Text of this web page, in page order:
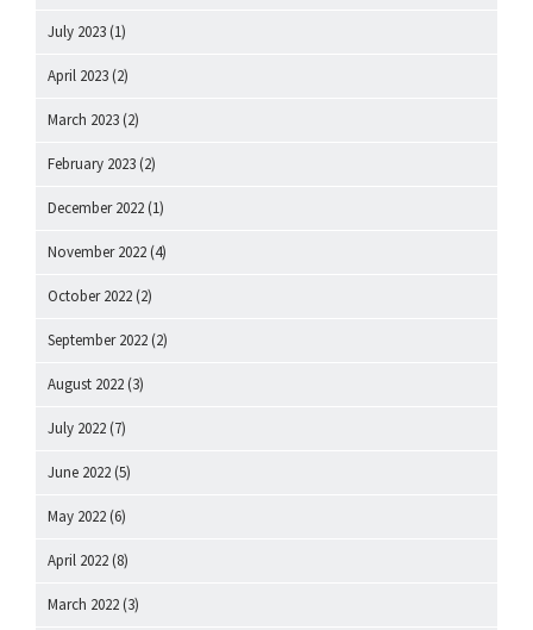
July 2023 (1)
April 2023 (2)
March 2023 (2)
February 2023 (2)
December 2022 (1)
November 2022 (4)
October 2022 (2)
September 2022 (2)
August 2022 (3)
July 2022 (7)
June 2022 (5)
May 2022 (6)
April 2022 (8)
March 2022 (3)